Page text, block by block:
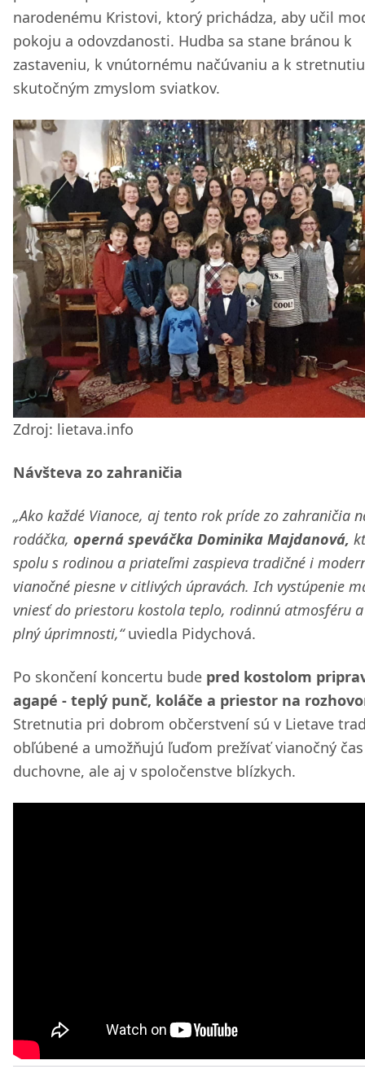
narodenému Kristovi, ktorý prichádza, aby učil
pokoju a odovzdanosti. Hudba sa stane bránou k
zastaveniu, k vnútornému načúvaniu a k
skutočným zmyslom sviatkov.
Zdroj: lietava.info
Návšteva zo zahraničia
„Ako každé Vianoce, aj tento rok príde zo zahraničia
rodáčka, operná speváčka Dominika Majdanová,
spolu s rodinou a priateľmi zaspieva tradičné i
vianočné piesne v citlivých úpravách. Ich vystúpenie
vniesť do priestoru kostola teplo, rodinnú atmosféru a
plný úprimnosti,“uviedla Pidychová.
Po skončení koncertu bude pred kostolom
agapé - teplý punč, koláče a priestor na
Stretnutia pri dobrom občerstvení sú v Lietave
obľúbené a umožňujú ľuďom prežívať vianočný
duchovne, ale aj v spoločenstve blízkych.